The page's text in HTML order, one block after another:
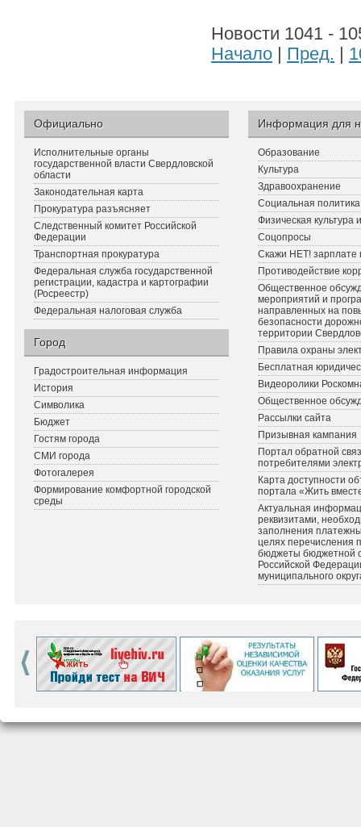
Новости 1041 -
Начало
Пред.
Официально
Исполнительные органы
государственной власти Свердловской
области
Законодательная карта
Прокуратура разъясняет
Следственный комитет Российской
Федерации
Транспортная прокуратура
Федеральная служба государственной
регистрации, кадастра и картографии
(Росреестр)
Федеральная налоговая служба
Город
Градостроительная информация
История
Символика
Бюджет
Гостям города
СМИ города
Фотогалерея
Формирование комфортной городской
среды
Информация для
Образование
Культура
Здравоохранение
Социальная политика
Физическая культура
Соцопросы
Скажи НЕТ! зарплате
Противодействие
Общественное
мероприятий и
направленных на
безопасности
территории
Правила охраны
Бесплатная
Видеоролики
Общественное
Рассылки сайта
Призывная кампания
Портал обратной
потребителями
Карта доступности
портала «Жить
Актуальная
реквизитами,
заполнения
целях перечисления
бюджеты бюджетной
Российской
муниципального